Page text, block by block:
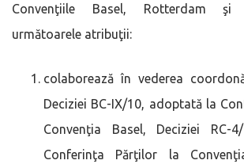
Convenţiile Basel, Rotterdam şi
următoarele atribuţii:
colaborează în vederea
Deciziei BC-IX/10, adoptată la
Convenţia Basel, Deciziei RC-
Conferinţa Părţilor la